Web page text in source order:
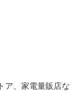
ア、家電量販店な